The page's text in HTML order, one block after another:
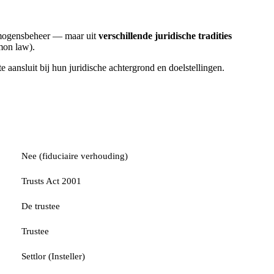
— maar uit verschillende juridische tradities
law).
aansluit bij hun juridische achtergrond en doelstellingen.
Nee (fiduciaire verhouding)
Trusts Act 2001
De trustee
Trustee
Settlor (Insteller)